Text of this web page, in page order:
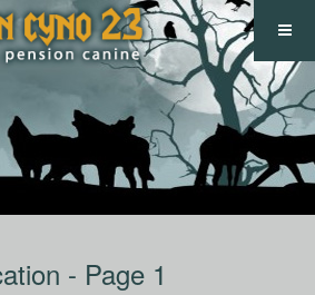
- Page 1